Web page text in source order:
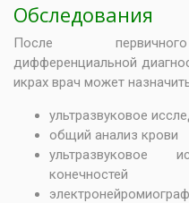
Обследования
После
дифференциальной
икрах врач может
ультразвуковое
общий анализ крови
ультразвуковое
конечностей